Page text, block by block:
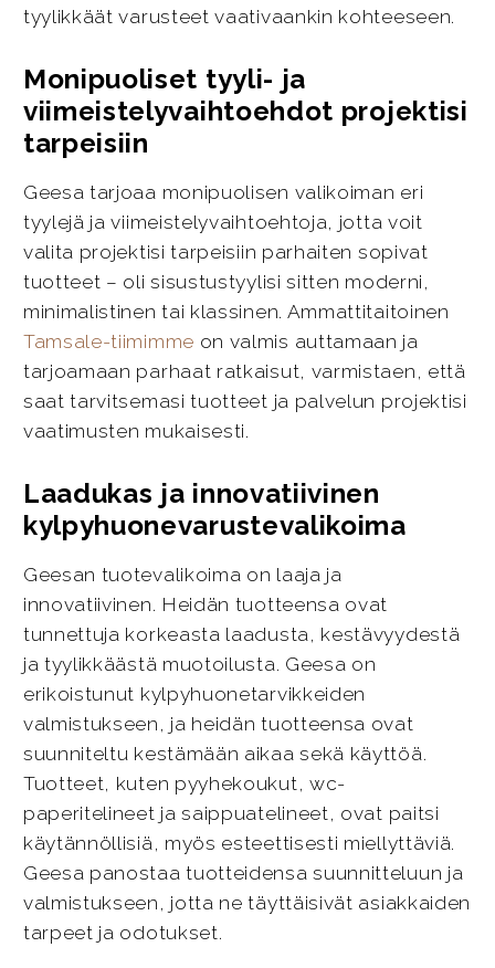
tyylikkäät varusteet vaativaankin kohteeseen.
Monipuoliset tyyli- ja
viimeistelyvaihtoehdot projektisi
tarpeisiin
Geesa tarjoaa monipuolisen valikoiman eri
tyylejä ja viimeistelyvaihtoehtoja, jotta voit
valita projektisi tarpeisiin parhaiten sopivat
tuotteet – oli sisustustyylisi sitten moderni,
minimalistinen tai klassinen. Ammattitaitoinen
Tamsale-tiimimme on valmis auttamaan ja
tarjoamaan parhaat ratkaisut, varmistaen, että
saat tarvitsemasi tuotteet ja palvelun projektisi
vaatimusten mukaisesti.
Laadukas ja innovatiivinen
kylpyhuonevarustevalikoima
Geesan tuotevalikoima on laaja ja
innovatiivinen. Heidän tuotteensa ovat
tunnettuja korkeasta laadusta, kestävyydestä
ja tyylikkäästä muotoilusta. Geesa on
erikoistunut kylpyhuonetarvikkeiden
valmistukseen, ja heidän tuotteensa ovat
suunniteltu kestämään aikaa sekä käyttöä.
Tuotteet, kuten pyyhekoukut, wc-
paperitelineet ja saippuatelineet, ovat paitsi
käytännöllisiä, myös esteettisesti miellyttäviä.
Geesa panostaa tuotteidensa suunnitteluun ja
valmistukseen, jotta ne täyttäisivät asiakkaiden
tarpeet ja odotukset.